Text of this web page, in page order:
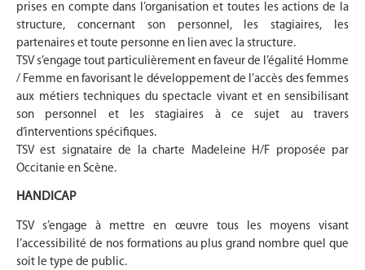
prises en compte dans l’organisation et toutes les actions de la
structure, concernant son personnel, les stagiaires, les
partenaires et toute personne en lien avec la structure.
TSV s’engage tout particulièrement en faveur de l’égalité Homme
/ Femme en favorisant le développement de l’accès des femmes
aux métiers techniques du spectacle vivant et en sensibilisant
son personnel et les stagiaires à ce sujet au travers
d’interventions spécifiques.
TSV est signataire de la charte Madeleine H/F proposée par
Occitanie en Scène.
HANDICAP
TSV s’engage à mettre en œuvre tous les moyens visant
l’accessibilité de nos formations au plus grand nombre quel que
soit le type de public.